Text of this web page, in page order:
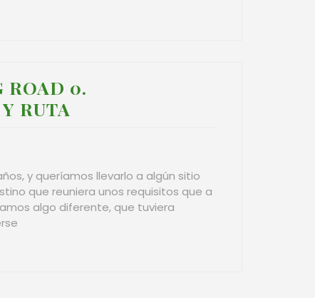
ROAD 0.
RUTA
y queríamos llevarlo a algún sitio
que reuniera unos requisitos que a
algo diferente, que tuviera